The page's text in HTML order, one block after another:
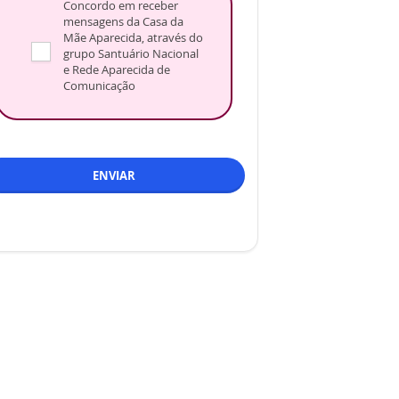
Concordo em receber
mensagens da Casa da
Mãe Aparecida, através do
grupo Santuário Nacional
e Rede Aparecida de
Comunicação
ENVIAR